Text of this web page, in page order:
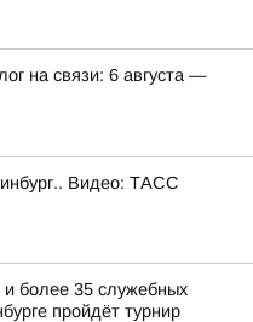
на связи: 6 августа —
Видео: ТАСС
более 35 служебных
пройдёт турнир